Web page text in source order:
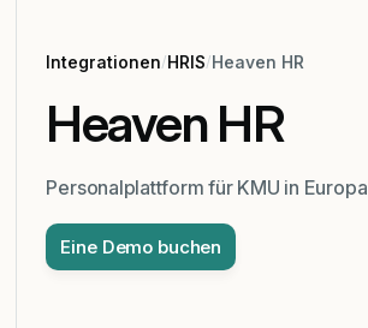
Integrationen/HRIS/Heaven HR
Heaven HR
Personalplattform für KMU in Europa
Eine Demo buchen